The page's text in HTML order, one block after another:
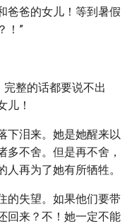
爸爸的女儿！等到暑假
！”
完整的话都要说不出
儿！
下泪来。她是她醒来以
多不舍。但是再不舍，
再为了她有所牺牲。
的失望。如果他们要带
回来？不！她一定不能